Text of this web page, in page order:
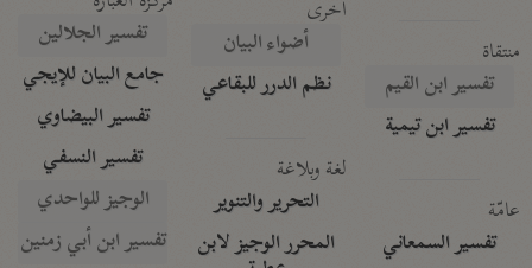
منتقاة
تفسير ابن القيم
تفسير ابن تيمية
عامّة
تفسير السمعاني
أخرى
أضواء البيان
نظم الدرر للبقاعي
لغة وبلاغة
التحرير والتنوير
المحرر الوجيز لابن
تفسير الجلالين
جامع البيان للإيجي
تفسير البيضاوي
تفسير النسفي
الوجيز للواحدي
تفسير ابن أبي زمنين